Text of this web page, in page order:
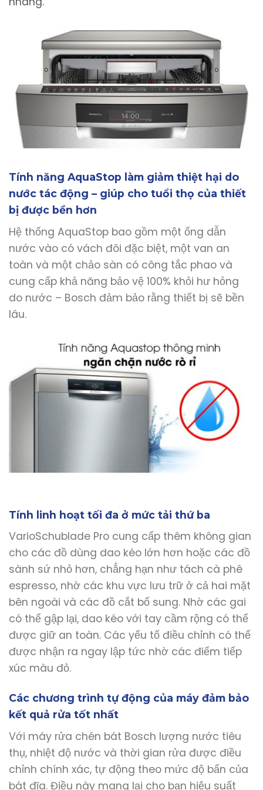
Tính năng AquaStop làm giảm thiệt hại do
nước tác động – giúp cho tuổi thọ của thiết
bị được bền hơn
Hệ thống AquaStop bao gồm một ống dẫn
nước vào có vách đôi đặc biệt, một van an
toàn và một chảo sàn có công tắc phao và
cung cấp khả năng bảo vệ 100% khỏi hư hỏng
do nước – Bosch đảm bảo rằng thiết bị sẽ bền
lâu.
Tính linh hoạt tối đa ở mức tải thứ ba
VarioSchublade Pro cung cấp thêm không gian
cho các đồ dùng dao kéo lớn hơn hoặc các đồ
sành sứ nhỏ hơn, chẳng hạn như tách cà phê
espresso, nhờ các khu vực lưu trữ ở cả hai mặt
bên ngoài và các đồ cắt bổ sung. Nhờ các gai
có thể gập lại, dao kéo với tay cầm rộng có thể
được giữ an toàn. Các yếu tố điều chỉnh có thể
được nhận ra ngay lập tức nhờ các điểm tiếp
xúc màu đỏ.
Các chương trình tự động của máy đảm bảo
kết quả rửa tốt nhất
Với máy rửa chén bát Bosch lượng nước tiêu
thụ, nhiệt độ nước và thời gian rửa được điều
chỉnh chính xác, tự động theo mức độ bẩn của
bát đĩa. Điều này mang lại cho bạn hiệu suất